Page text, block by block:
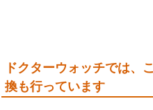
ドクターウォッチでは、
換も行っています